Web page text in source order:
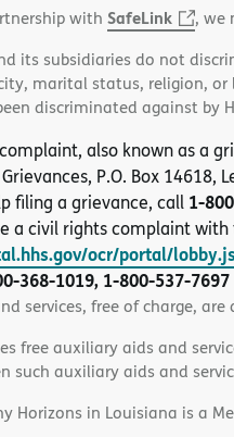
with SafeLink
, we
its subsidiaries do not
marital status, religion, or
discriminated against by
also known as a
P.O. Box 14618,
filing a grievance, call 1-
a civil rights complaint with
ocr/portal/
368-1019, 1-800-537-7697
services, free of charge,
free auxiliary aids and
such auxiliary aids and
Horizons in Louisiana is a